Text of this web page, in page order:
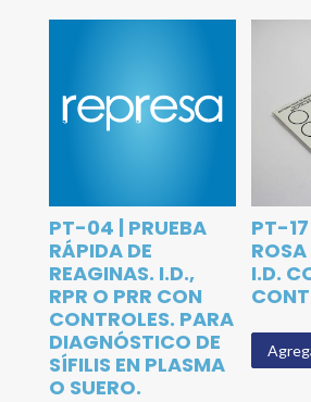
PT-04 | PRUEBA
RÁPIDA DE
REAGINAS. I.D.,
RPR O PRR CON
CONTROLES. PARA
DIAGNÓSTICO DE
SÍFILIS EN PLASMA
O SUERO.
PT-
I.D.